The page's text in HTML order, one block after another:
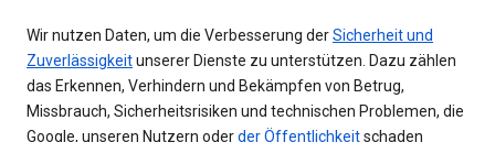
Wir nutzen Daten, um die Verbesserung derSicherheit und
Zuverlässigkeitunserer Dienste zu unterstützen. Dazu zählen
das Erkennen, Verhindern und Bekämpfen von Betrug,
Missbrauch, Sicherheitsrisiken und technischen Problemen, die
Google, unseren Nutzern oderder Öffentlichkeitschaden